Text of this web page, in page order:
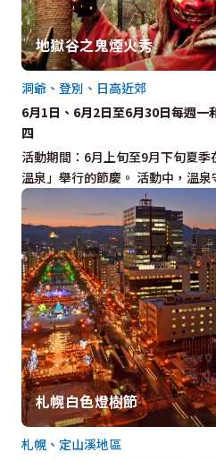
地獄谷之鬼煙火秀
活動期間：6月上旬至9月下旬夏
溫泉」舉行的節慶。 活動中，溫
洞爺、登別、日高近郊
6月1日、6月2日至6月30日每週一
四
札幌白色燈樹節
札幌、定山溪地區